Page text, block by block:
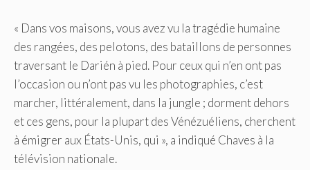
« Dans vos maisons, vous avez vu la tragédie humaine
des rangées, des pelotons, des bataillons de personnes
traversant le Darién à pied. Pour ceux qui n’en ont pas
l’occasion ou n’ont pas vu les photographies, c’est
marcher, littéralement, dans la jungle ; dorment dehors
et ces gens, pour la plupart des Vénézuéliens, cherchent
à émigrer aux États-Unis, qui », a indiqué Chaves à la
télévision nationale.